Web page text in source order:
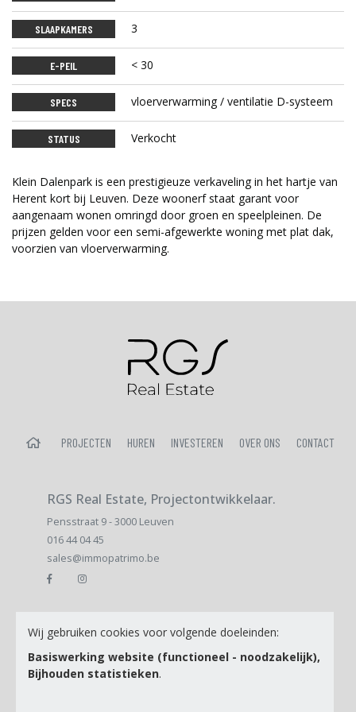
SLAAPKAMERS 3
E-PEIL < 30
SPECS vloerverwarming / ventilatie D-systeem
STATUS Verkocht
Klein Dalenpark is een prestigieuze verkaveling in het hartje van
Herent kort bij Leuven. Deze woonerf staat garant voor
aangenaam wonen omringd door groen en speelpleinen. De
prijzen gelden voor een semi-afgewerkte woning met plat dak,
voorzien van vloerverwarming.
HOME PROJECTEN HUREN INVESTEREN OVER ONS CONTACT
RGS Real Estate, Projectontwikkelaar.
Pensstraat 9 - 3000 Leuven
016 44 04 45
sales@immopatrimo.be
E-mail
Ik ga akkoord met de
Wij gebruiken cookies voor volgende doeleinden:
Basiswerking website (functioneel - noodzakelijk),
Bijhouden statistieken.